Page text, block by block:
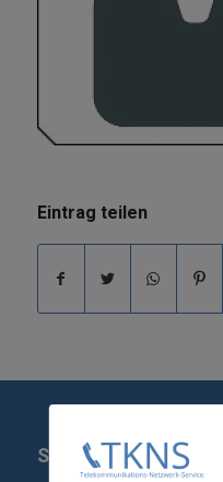
Eintrag teilen
SERVICE